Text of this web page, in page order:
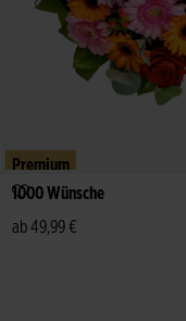
Premium
1000 Wünsche
ab 49,99 €